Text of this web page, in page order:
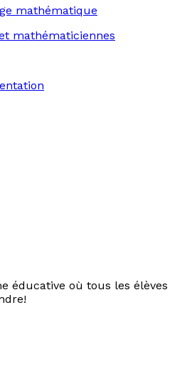
mathématique
mathématiciennes
éducative où tous les élèves